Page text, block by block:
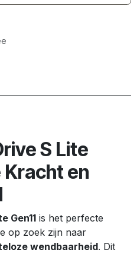
S Lite
Kracht en
Gen11 is het perfecte
op zoek zijn naar
wendbaarheid. Dit